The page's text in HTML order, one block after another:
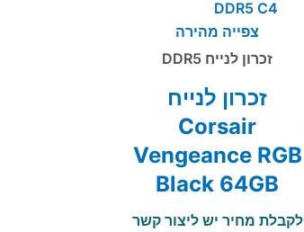
צפייה מהירה
זכרון לנייח DDR5
זכרון לנייח
Corsair
Vengeance RGB
Black 64GB
2X32 6400MHz
לקבלת מחיר יש ליצור קשר